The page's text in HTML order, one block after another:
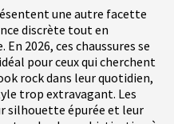
une autre facette
discrète tout en
2026, ces chaussures se
pour ceux qui cherchent
rock dans leur quotidien,
trop extravagant. Les
silhouette épurée et leur